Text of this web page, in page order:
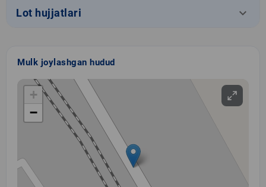
Lot hujjatlari keyboard_arrow_down
Mulk joylashgan hudud
+
−